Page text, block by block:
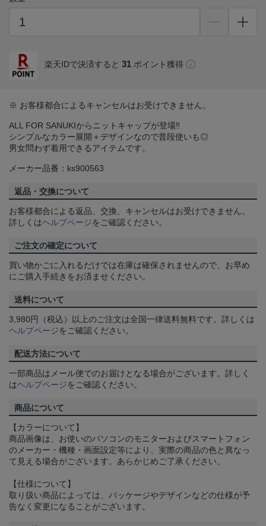
楽天IDで決済すると 31 ポイント獲得
※ お客様都合によるキャンセルはお受けできません。
ALL FOR SANUKIからニットキャップが登場‼
シンプルなカラー展開＋デザインなので普段使いも◎
男女問わず着用できるアイテムです。
メーカー品番：ks900563
返品・交換について
お客様都合による返品、交換、キャンセルはお受けできません。
詳しくはヘルプページをご確認ください。
ご注文の確定について
買い物かごに入れるだけでは在庫は確保されませんので、お早め
にご購入手続きをお済ませください。
送料について
3,980円（税込）以上のご注文は全国一律送料無料です。詳しくは
ヘルプページをご確認ください。
配送方法について
一部商品はメール便でのお届けとなる場合がございます。詳しく
はヘルプページをご確認ください。
商品について
【カラーについて】
商品画像は、お使いのパソコンのモニターおよびスマートフォン
のメーカー・機種・画面設定等により、実際の商品の色と異なっ
て見える場合がございます。あらかじめご了承ください。
【仕様について】
取り扱い商品によっては、パッケージやデザインなどの仕様が予
告なく変更になることがございます。